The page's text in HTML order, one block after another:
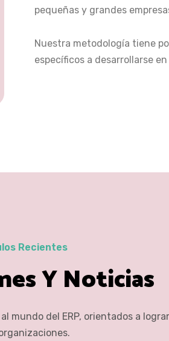
pequeñas y grandes
Nuestra metodología tiene
específicos a desarrollarse
Recientes
Y Noticias
mundo del ERP, orientados a